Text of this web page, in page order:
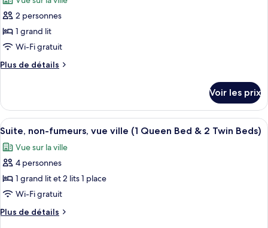
non-
fumeurs
Suite,
lit,
non-
les
photos
pour
ce
type
de
Suite,
grand
lit,
non-
fumeurs
(Upgrade)
2 personnes
1 grand lit
Wi-Fi gratuit
Plus de détails
Plus
le
type
de
Suite,
lit,
non-
(Upgrade)
Voir les prix
Afficher
toutes
les
photos
pour
ce
type
de
Un lit bien fait, avec du linge de lit
5
Suite, non-fumeurs, vue ville (1 Queen Bed & 2 Twin Beds)
Vue sur la ville
4 personnes
1 grand lit et 2 lits 1 place
Wi-Fi gratuit
Plus de détails
Plus